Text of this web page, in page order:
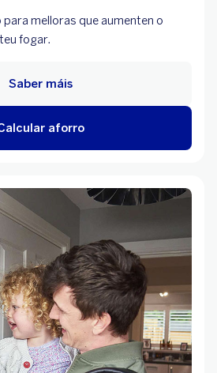
melloras que aumenten o
fogar.
aforro
Saber máis